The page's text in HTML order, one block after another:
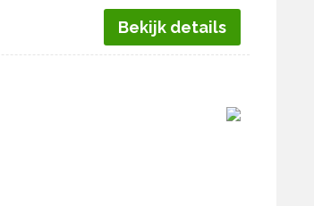
Bekijk details